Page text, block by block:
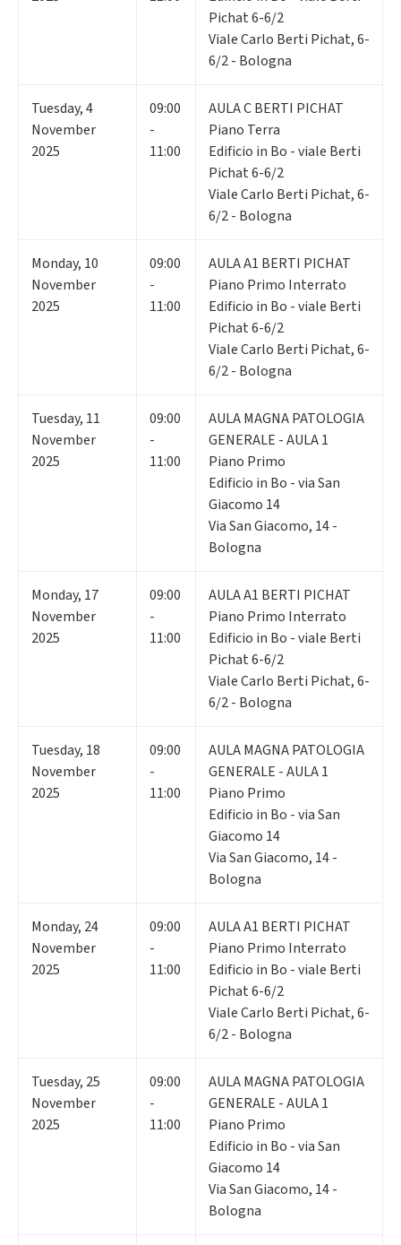
Pichat 6-6/2
Viale Carlo Berti Pichat, 6-
6/2 - Bologna
Tuesday,4
November
2025
09:00
-
11:00
AULA C BERTI PICHAT
Piano Terra
Edificio in Bo - viale Berti
Pichat 6-6/2
Viale Carlo Berti Pichat, 6-
6/2 - Bologna
Monday, 10
November
2025
09:00
-
11:00
AULA A1 BERTI PICHAT
Piano Primo Interrato
Edificio in Bo - viale Berti
Pichat 6-6/2
Viale Carlo Berti Pichat, 6-
6/2 - Bologna
Tuesday, 11
November
2025
09:00
-
11:00
AULA MAGNA PATOLOGIA
GENERALE - AULA 1
Piano Primo
Edificio in Bo - via San
Giacomo 14
Via San Giacomo, 14 -
Bologna
Monday, 17
November
2025
09:00
-
11:00
AULA A1 BERTI PICHAT
Piano Primo Interrato
Edificio in Bo - viale Berti
Pichat 6-6/2
Viale Carlo Berti Pichat, 6-
6/2 - Bologna
Tuesday, 18
November
2025
09:00
-
11:00
AULA MAGNA PATOLOGIA
GENERALE - AULA 1
Piano Primo
Edificio in Bo - via San
Giacomo 14
Via San Giacomo, 14 -
Bologna
Monday, 24
November
2025
09:00
-
11:00
AULA A1 BERTI PICHAT
Piano Primo Interrato
Edificio in Bo - viale Berti
Pichat 6-6/2
Viale Carlo Berti Pichat, 6-
6/2 - Bologna
Tuesday, 25
November
2025
09:00
-
11:00
AULA MAGNA PATOLOGIA
GENERALE - AULA 1
Piano Primo
Edificio in Bo - via San
Giacomo 14
Via San Giacomo, 14 -
Bologna